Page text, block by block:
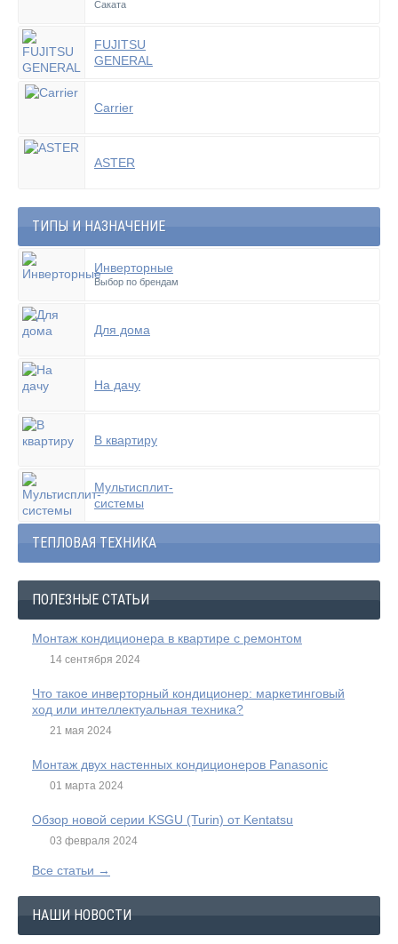
Саката
FUJITSU
GENERAL
Carrier
ASTER
ТИПЫ И НАЗНАЧЕНИЕ
Инверторные
Выбор по брендам
Для дома
На дачу
В квартиру
Мультисплит-
системы
ТЕПЛОВАЯ ТЕХНИКА
ПОЛЕЗНЫЕ СТАТЬИ
Монтаж кондиционера в квартире с ремонтом
14 сентября 2024
Что такое инверторный кондиционер: маркетинговый
ход или интеллектуальная техника?
21 мая 2024
Монтаж двух настенных кондиционеров Panasonic
01 марта 2024
Обзор новой серии KSGU (Turin) от Kentatsu
03 февраля 2024
Все статьи →
НАШИ НОВОСТИ